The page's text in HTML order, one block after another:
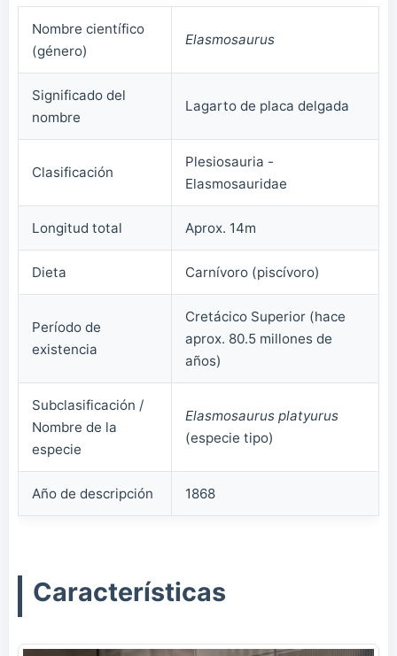
Nombre científico
(género)
Elasmosaurus
Significado del
nombre
Lagarto de placa delgada
Clasificación
Plesiosauria -
Elasmosauridae
Longitud total Aprox. 14m
Dieta Carnívoro (piscívoro)
Período de
existencia
Cretácico Superior (hace
aprox. 80.5 millones de
años)
Subclasificación /
Nombre de la
especie
Elasmosaurus platyurus
(especie tipo)
Año de descripción 1868
Características